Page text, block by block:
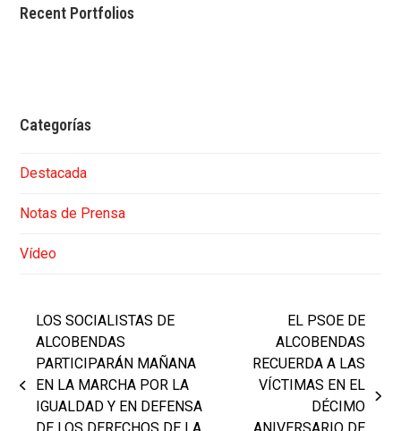
Recent Portfolios
Categorías
Destacada
Notas de Prensa
Vídeo
previous
post:
LOS SOCIALISTAS DE
ALCOBENDAS
PARTICIPARÁN MAÑANA
EN LA MARCHA POR LA
IGUALDAD Y EN DEFENSA
post:
EL PSOE DE
ALCOBENDAS
RECUERDA A LAS
VÍCTIMAS EN EL
DÉCIMO